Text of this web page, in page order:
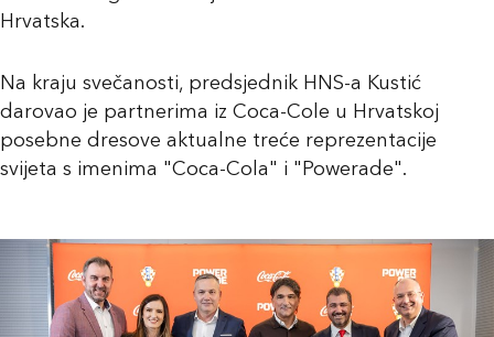
Hrvatska.
Na kraju svečanosti, predsjednik HNS-a Kustić
darovao je partnerima iz Coca-Cole u Hrvatskoj
posebne dresove aktualne treće reprezentacije
svijeta s imenima "Coca-Cola" i "Powerade".